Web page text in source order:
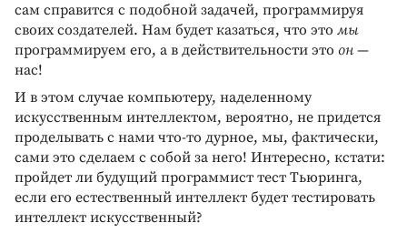
сам справится с подобной задачей, программируя
своих создателей. Нам будет казаться, что это мы
программируем его, а в действительности это он—
нас!
И в этом случае компьютеру, наделенному
искусственным интеллектом, вероятно, не придется
проделывать с нами что-то дурное, мы, фактически,
сами это сделаем с собой за него! Интересно, кстати:
пройдет ли будущий программист тест Тьюринга,
если его естественный интеллект будет тестировать
интеллект искусственный?